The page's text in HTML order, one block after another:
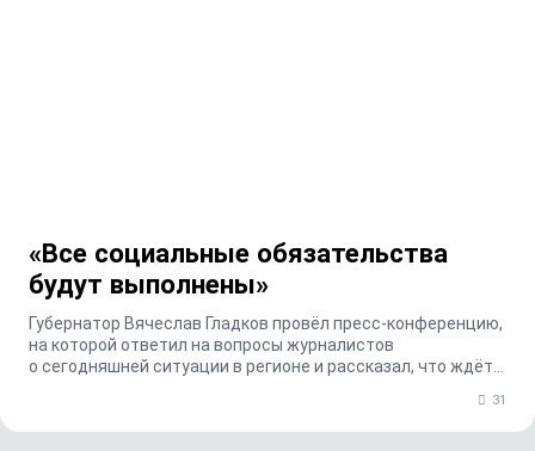
«Все социальные обязательства
будут выполнены»
Губернатор Вячеслав Гладков провёл пресс-конференцию,
на которой ответил на вопросы журналистов
о сегодняшней ситуации в регионе и рассказал, что ждёт...
31